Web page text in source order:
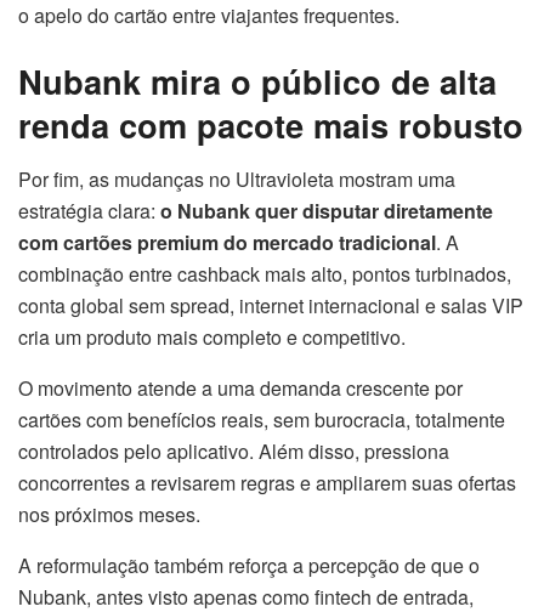
o apelo do cartão entre viajantes frequentes.
Nubank mira o público de alta
renda com pacote mais robusto
Por fim, as mudanças no Ultravioleta mostram uma
estratégia clara: o Nubank quer disputar diretamente
com cartões premium do mercado tradicional. A
combinação entre cashback mais alto, pontos turbinados,
conta global sem spread, internet internacional e salas VIP
cria um produto mais completo e competitivo.
O movimento atende a uma demanda crescente por
cartões com benefícios reais, sem burocracia, totalmente
controlados pelo aplicativo. Além disso, pressiona
concorrentes a revisarem regras e ampliarem suas ofertas
nos próximos meses.
A reformulação também reforça a percepção de que o
Nubank, antes visto apenas como fintech de entrada,